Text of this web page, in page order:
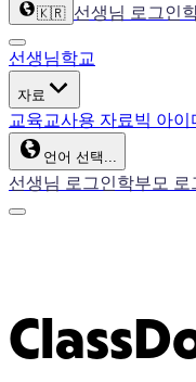
🇰🇷 선생님 로그인
선생님학교
자료
교육교사용 자료빅 아이
언어 선택...
선생님 로그인학부모 로